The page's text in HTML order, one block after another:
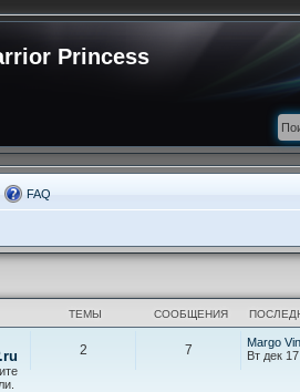
Princess
FAQ
ТЕМЫ СООБЩЕНИЯ
2 7
Margo
Вт дек